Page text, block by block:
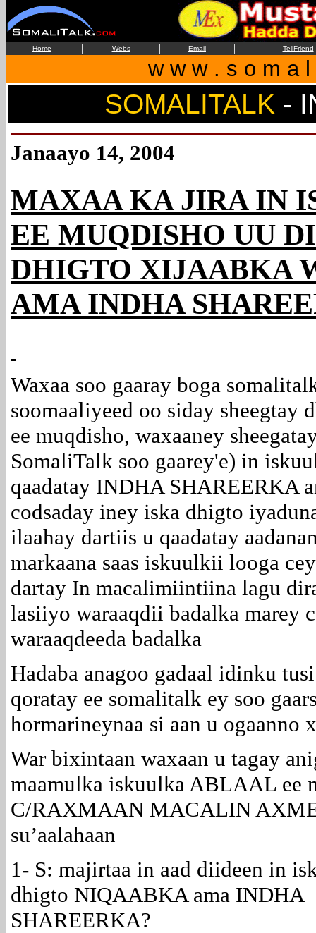
Home | Webs | Email | TellFriend
w w w . s o m a
SOMALITALK -
Janaayo 14, 2004
MAXAA KA JIRA IN
EE MUQDISHO UU
DHIGTO XIJAABKA
AMA INDHA
Waxaa soo gaaray boga
soomaaliyeed oo siday
ee muqdisho, waxaaney
SomaliTalk soo gaarey'e) in
qaadatay INDHA SHAREERKA
codsaday iney iska dhigto
ilaahay dartiis u qaadatay
markaana saas iskuulkii looga
dartay In macalimiintiina lagu
lasiiyo waraaqdii badalka marey
waraaqdeeda badalka
Hadaba anagoo gadaal idinku
qoratay ee somalitalk ey soo
hormarineynaa si aan u ogaanno
War bixintaan waxaan u tagay
maamulka iskuulka ABLAAL ee
C/RAXMAAN MACALIN
su’aalahaan
1- S: majirtaa in aad diideen in
dhigto NIQAABKA ama INDHA
SHAREERKA?